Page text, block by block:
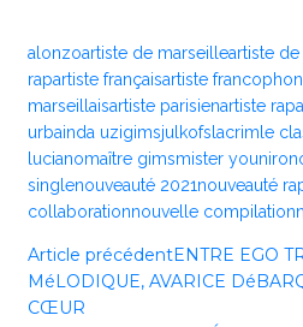
alonzoartiste de marseilleartiste
rapartiste françaisartiste
marseillaisartiste parisienartiste rap
urbainda uzigimsjul kofs lacrim le
lucianomaître gimsmister youniro
singlenouveauté 2021nouveauté
collaborationnouvelle compilation
Article précédentENTRE EGO
MéLODIQUE, AVARICE
CŒUR